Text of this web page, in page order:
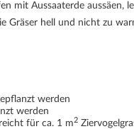
mit Aussaaterde aussäen,
Gräser hell und nicht zu
werden
werden
für ca. 1 m 2